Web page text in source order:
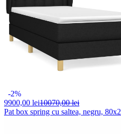
-2%
9900,00 lei10070,00 lei
Pat box spring cu saltea, negru,